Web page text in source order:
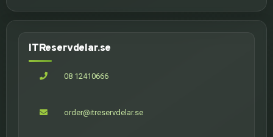
ITReservdelar.se
08 12410666
order@itreservdelar.se